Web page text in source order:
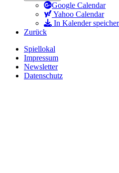
Google Calendar
Yahoo Calendar
In Kalender
Zurück
Spiellokal
Impressum
Newsletter
Datenschutz